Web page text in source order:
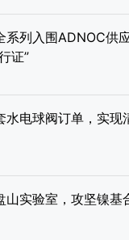
系列入围ADNOC供
证”
水电球阀订单，实现
山实验室，攻坚镍基